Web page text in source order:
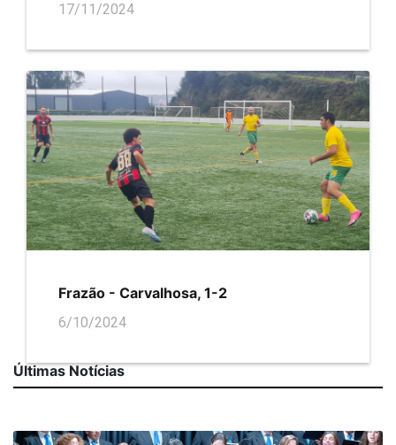
17/11/2024
Frazão - Carvalhosa, 1-2
6/10/2024
Últimas Notícias